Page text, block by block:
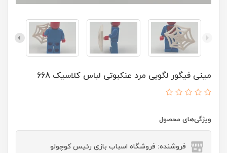
مینی فیگور لگویی مرد عنکبوتی لباس کلاسیک 668
ویژگی‌های محصول
فروشنده: فروشگاه اسباب بازی رئیس کوچولو